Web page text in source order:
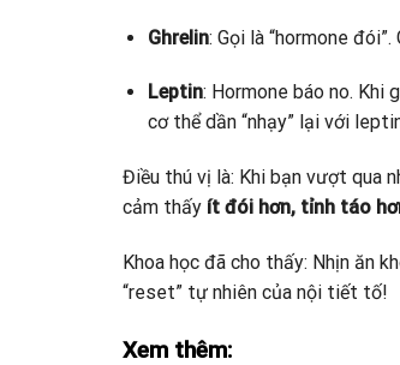
Ghrelin: Gọi là “hormone
Leptin: Hormone báo no. Khi
cơ thể dần “nhạy” lại với
Điều thú vị là: Khi bạn vượt qua
cảm thấy ít đói hơn, tỉnh táo
Khoa học đã cho thấy: Nhịn ăn
“reset” tự nhiên của nội tiết tố!
Xem thêm: